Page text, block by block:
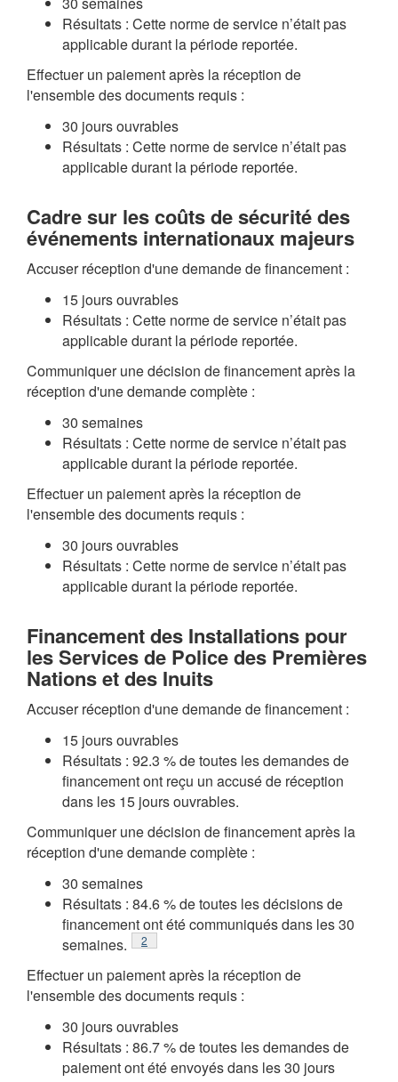
Résultats : Cette norme de service n’était pas
applicable durant la période reportée.
Effectuer un paiement après la réception de
l'ensemble des documents requis :
30 jours ouvrables
Résultats : Cette norme de service n’était pas
applicable durant la période reportée.
Cadre sur les coûts de sécurité des
événements internationaux majeurs
Accuser réception d'une demande de financement :
15 jours ouvrables
Résultats : Cette norme de service n’était pas
applicable durant la période reportée.
Communiquer une décision de financement après la
réception d'une demande complète :
30 semaines
Résultats : Cette norme de service n’était pas
applicable durant la période reportée.
Effectuer un paiement après la réception de
l'ensemble des documents requis :
30 jours ouvrables
Résultats : Cette norme de service n’était pas
applicable durant la période reportée.
Financement des Installations pour
les Services de Police des Premières
Nations et des Inuits
Accuser réception d'une demande de financement :
15 jours ouvrables
Résultats : 92.3 % de toutes les demandes de
financement ont reçu un accusé de réception
dans les 15 jours ouvrables.
Communiquer une décision de financement après la
réception d'une demande complète :
30 semaines
Résultats : 84.6 % de toutes les décisions de
financement ont été communiqués dans les 30
semaines.
Note de bas de page
2
Effectuer un paiement après la réception de
l'ensemble des documents requis :
30 jours ouvrables
Résultats : 86.7 % de toutes les demandes de
paiement ont été envoyés dans les 30 jours